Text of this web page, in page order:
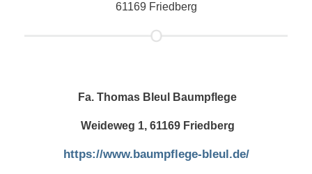
61169 Friedberg
Fa. Thomas Bleul Baumpflege
Weideweg 1, 61169 Friedberg
https://www.baumpflege-bleul.de/